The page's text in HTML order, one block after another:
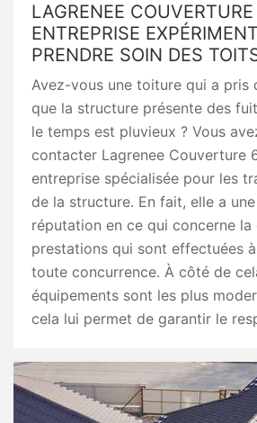
LAGRENEE
ENTREPRISE
PRENDRE SOIN DES
Avez-vous une toiture qui a pris
que la structure présente des
le temps est pluvieux ? Vous
contacter Lagrenee Couverture
entreprise spécialisée pour les
de la structure. En fait, elle a
réputation en ce qui concerne la
prestations qui sont effectuées
toute concurrence. À côté de
équipements sont les plus
cela lui permet de garantir le